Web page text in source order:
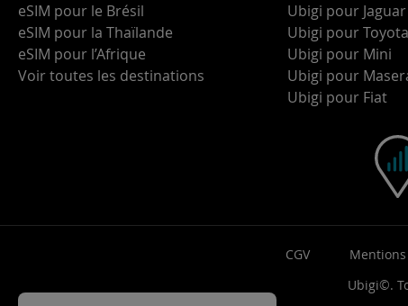
eSIM pour le Brésil
eSIM pour la Thaïlande
eSIM pour l’Afrique
Voir toutes les destinations
Ubigi pour Jaguar
Ubigi pour Toyota
Ubigi pour Mini
Ubigi pour
Ubigi pour Fiat
CGV
Ubigi©.